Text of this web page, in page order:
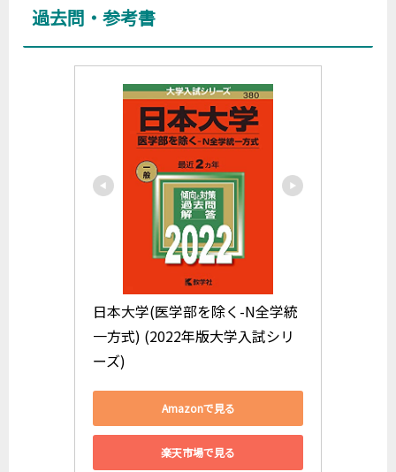
過去問・参考書
日本大学(医学部を除く-N全学統
一方式) (2022年版大学入試シリ
ーズ)
Amazonで見る
楽天市場で見る